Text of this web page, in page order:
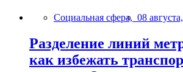
Социальная сфера, 08
Разделение линий
как избежать